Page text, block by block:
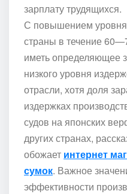
зарплату трудящихся.
С повышением уровня
страны в течение
иметь определяющее
низкого уровня
отрасли, хотя доля
издержках
судов на японских
других странах,
обожает интернет
сумок. Важное
эффективности